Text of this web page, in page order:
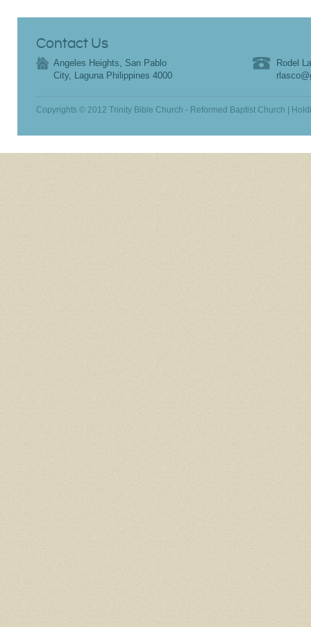
Contact Us
Angeles Heights, San Pablo
City, Laguna Philippines 4000
Rodel
Copyrights © 2012 Trinity Bible Church - Reformed Baptist Church |